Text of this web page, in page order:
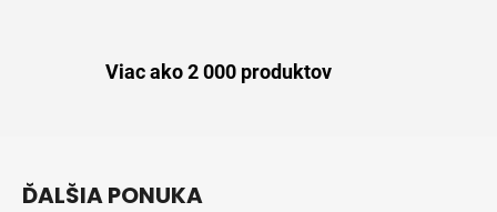
Viac ako 2 000 produktov
ĎALŠIA PONUKA